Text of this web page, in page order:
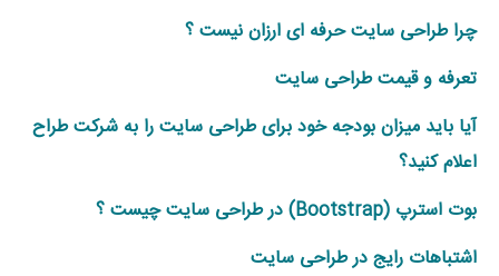
چرا طراحی سایت حرفه ای ارزان نیست ؟
تعرفه و قیمت طراحی سایت
آیا باید میزان بودجه خود برای طراحی سایت را به شرکت طراح
اعلام کنید؟
بوت استرپ (Bootstrap) در طراحی سایت چیست ؟
اشتباهات رایج در طراحی سایت